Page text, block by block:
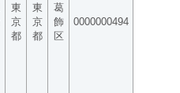
東
京
都
東
京
都
葛
飾
区
0000000494